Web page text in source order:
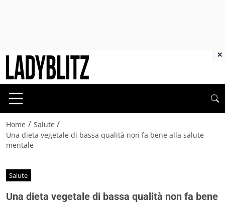
Home / Salute /
Una dieta vegetale di bassa qualità non fa bene alla salute
mentale
Salute
Una dieta vegetale di bassa qualità non fa bene
×